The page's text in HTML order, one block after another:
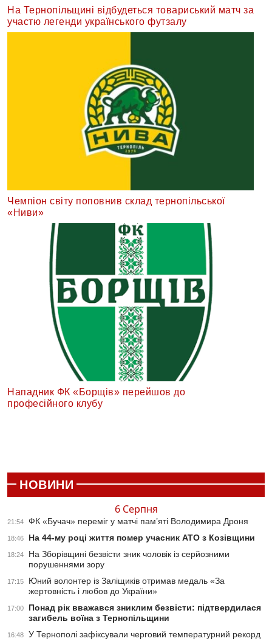
На Тернопільщині відбудеться товариський матч за
участю легенди українського футзалу
Чемпіон світу поповнив склад тернопільської
«Ниви»
Нападник ФК «Борщів» перейшов до
професійного клубу
НОВИНИ
6 Серпня
21:54 ФК «Бучач» переміг у матчі пам’яті Володимира Дроня
18:46 На 44-му році життя помер учасник АТО з Козівщини
18:24
На Зборівщині безвісти зник чоловік із серйозними
порушеннями зору
17:15
Юний волонтер із Заліщиків отримав медаль «За
жертовність і любов до України»
17:00
Понад рік вважався зниклим безвісти: підтвердилася
загибель воїна з Тернопільщини
16:48 У Тернополі зафіксували черговий температурний рекорд